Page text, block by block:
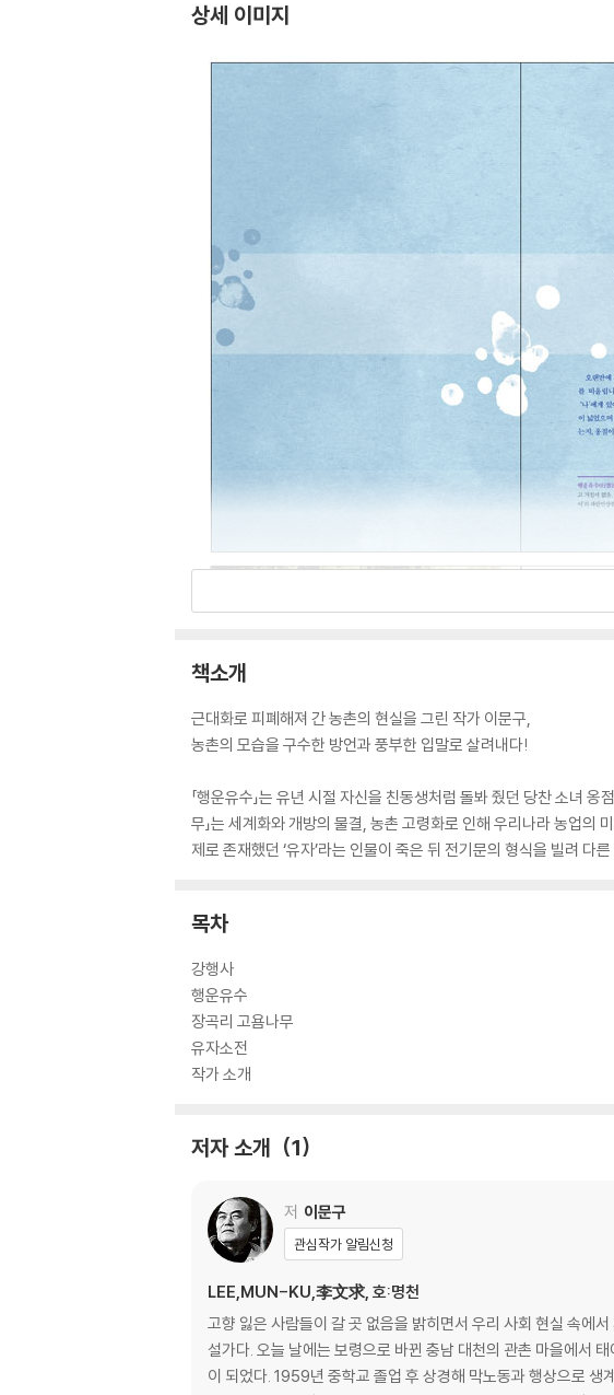
상세 이미지
책소개
근대화로 피폐해져 간 농촌의 현실을 그린 작가 이문구,
농촌의 모습을 구수한 방언과 풍부한 입말로 살려내다!
「행운유수」는 유년 시절 자신을 친동생처럼 돌봐 줬던 당찬 소녀
무」는 세계화와 개방의 물결, 농촌 고령화로 인해 우리나라 농업의
제로 존재했던 ‘유자’라는 인물이 죽은 뒤 전기문의 형식을 빌려
목차
강행사
행운유수
장곡리 고욤나무
유자소전
작가 소개
저자 소개 1
저 이문구
관심작가 알림신청
LEE,MUN-KU,李文求, 호:명천
고향 잃은 사람들이 갈 곳 없음을 밝히면서 우리 사회 현실 속에
설가다. 오늘 날에는 보령으로 바뀐 충남 대천의 관촌 마을에서
이 되었다. 1959년 중학교 졸업 후 상경해 막노동과 행상으로 생계를 유지하던 그는 1961년 서라벌예술대학 문예창작과에 입학해 김동리, 서정주 등에게 수학했다. 등단